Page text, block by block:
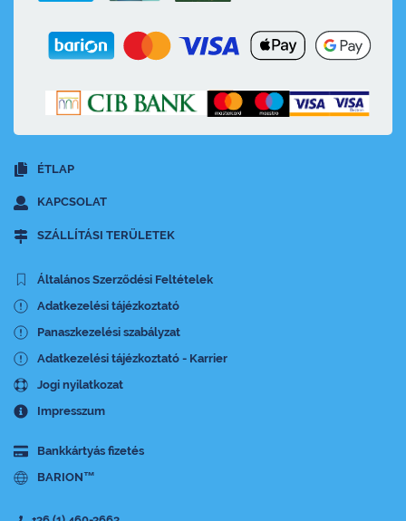
ÉTLAP
KAPCSOLAT
SZÁLLÍTÁSI TERÜLETEK
Általános Szerződési Feltételek
Adatkezelési tájézkoztató
Panaszkezelési szabályzat
Adatkezelési tájézkoztató - Karrier
Jogi nyilatkozat
Impresszum
Bankkártyás fizetés
BARION™